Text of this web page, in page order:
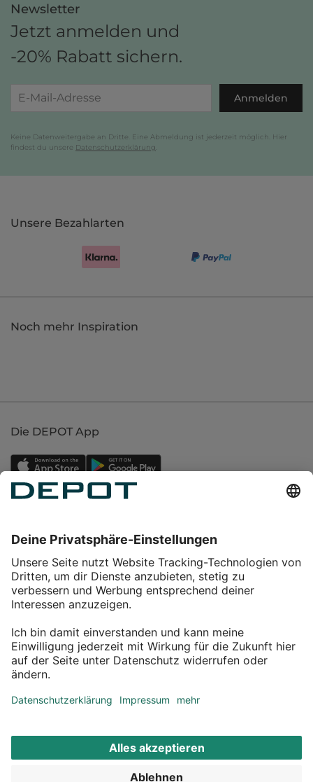
Newsletter
Jetzt anmelden und
-20% Rabatt sichern.
Anmelden
Keine Datenweitergabe an Dritte. Eine Abmeldung ist jederzeit möglich. Hier
findest du unsere Datenschutzerklärung
Unsere Bezahlarten
Noch mehr Inspiration
Die DEPOT App
Service
Über DEPOT
Kontakt
Aktionsbedingungen